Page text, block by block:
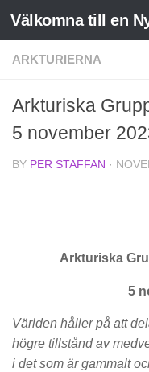
Skip to content
ARKTURIERNA
Arkturiska
5 november
BY PER STAFFAN ·
Arkturiska
5
Världen håller på att
högre tillstånd av
i det som är gammalt